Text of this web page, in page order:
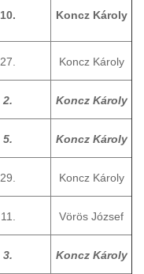
10. Koncz Károly
27. Koncz Károly
2. Koncz Károly
5. Koncz Károly
29. Koncz Károly
11. Vörös József
3. Koncz Károly